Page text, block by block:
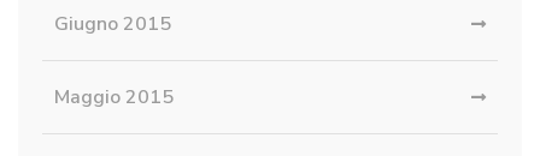
Giugno 2015
Maggio 2015